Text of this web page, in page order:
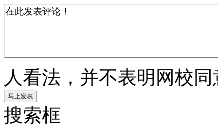
人看法，并不表明网校
搜索框